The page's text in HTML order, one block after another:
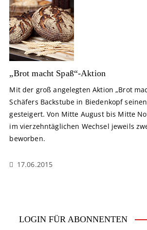
„Brot macht Spaß“-Aktion
Mit der groß angelegten Aktion „Brot
Schäfers Backstube in Biedenkopf
gesteigert. Von Mitte August bis Mitte
im vierzehntäglichen Wechsel jeweils
beworben.
17.06.2015
LOGIN FÜR ABONNENTEN